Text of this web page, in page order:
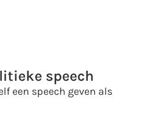
speech
een speech geven als